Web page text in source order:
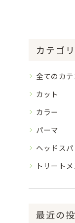
カテゴ
全てのカ
カット
カラー
パーマ
ヘッドスパ
トリートメ
最近の